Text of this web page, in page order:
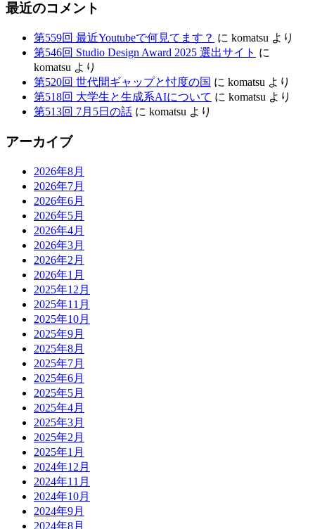
最近のコメント
第559回 最近Youtubeで何見てます？ に komatsu より
第546回 Studio Design Award 2025 選出サイト に
komatsu より
第520回 世代間ギャップと忖度の国 に komatsu より
第518回 大学生と生成系AIについて に komatsu より
第513回 7月5日の話 に komatsu より
アーカイブ
2026年8月
2026年7月
2026年6月
2026年5月
2026年4月
2026年3月
2026年2月
2026年1月
2025年12月
2025年11月
2025年10月
2025年9月
2025年8月
2025年7月
2025年6月
2025年5月
2025年4月
2025年3月
2025年2月
2025年1月
2024年12月
2024年11月
2024年10月
2024年9月
2024年8月